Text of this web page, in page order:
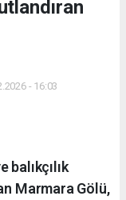
- 16:03
balıkçılık
Marmara Gölü,